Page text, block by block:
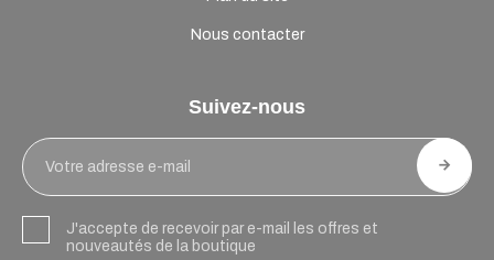
Nous contacter
Suivez-nous
J'accepte de recevoir par e-mail les offres et
nouveautés de la boutique